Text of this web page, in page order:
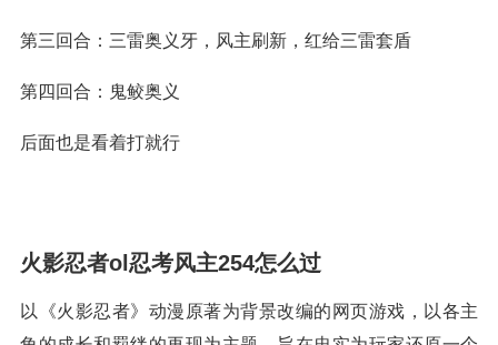
第三回合：三雷奥义牙，风主刷新，红给三雷套盾
第四回合：鬼鲛奥义
后面也是看着打就行
火影忍者ol忍考风主254怎么过
以《火影忍者》动漫原著为背景改编的网页游戏，以各主